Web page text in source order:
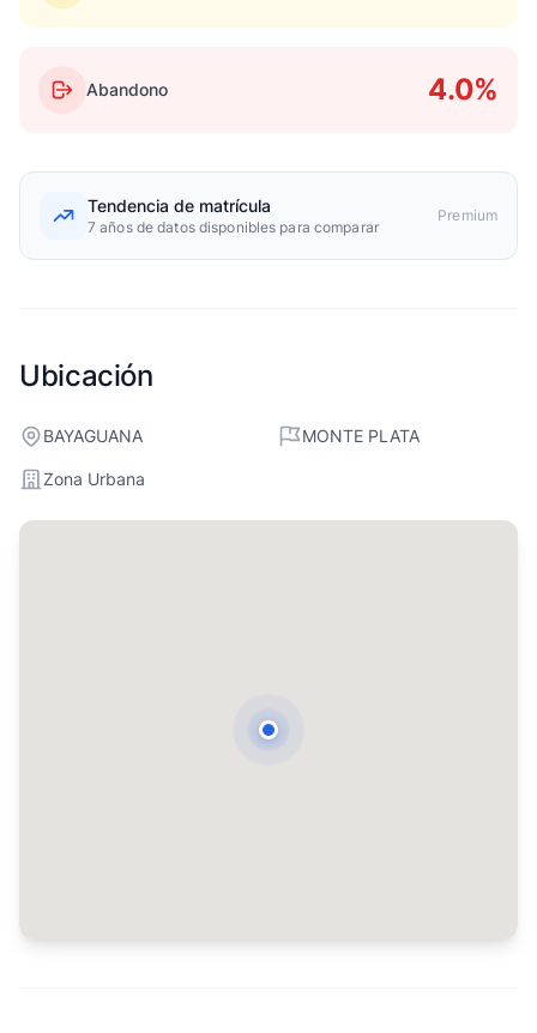
Abandono 4.0%
Tendencia de matrícula
7 años de datos disponibles para comparar
Premium
Ubicación
BAYAGUANA MONTE PLATA
Zona Urbana